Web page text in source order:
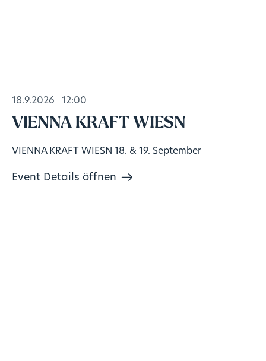
18.9.2026 12:00
VIENNA KRAFT WIESN
VIENNA KRAFT WIESN 18. & 19. September
Event Details öffnen